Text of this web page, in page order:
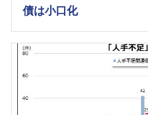
債は小口化